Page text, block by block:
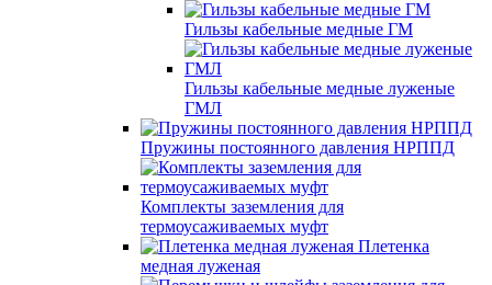
Гильзы кабельные медные ГМ
Гильзы кабельные медные луженые
ГМЛ
Пружины постоянного давления НРППД
Комплекты заземления для
термоусаживаемых муфт
Плетенка
медная луженая